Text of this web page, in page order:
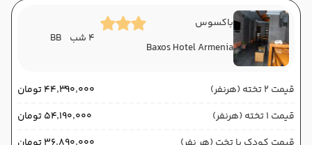
ساعت حرکت :11:00
پایان سفر ایروان , فرودگاه بین‌المللی زوارتنوتس EVN
ساعت حرکت : 16:00
02:00
باکسوس
Baxos Hotel Armenia
4 شب BB
قیمت 2 تخته (هرنفر)
۴۴٬۳۹۰٬۰۰۰ تومان
قیمت 1 تخته (هرنفر)
۵۴٬۱۹۰٬۰۰۰ تومان